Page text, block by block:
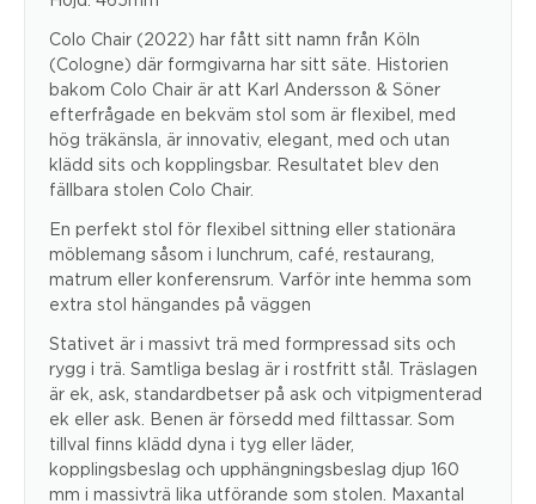
Colo Chair (2022) har fått sitt namn från Köln
(Cologne) där formgivarna har sitt säte. Historien
bakom Colo Chair är att Karl Andersson & Söner
efterfrågade en bekväm stol som är flexibel, med
hög träkänsla, är innovativ, elegant, med och utan
klädd sits och kopplingsbar. Resultatet blev den
fällbara stolen Colo Chair.
En perfekt stol för flexibel sittning eller stationära
möblemang såsom i lunchrum, café, restaurang,
matrum eller konferensrum. Varför inte hemma som
extra stol hängandes på väggen
Stativet är i massivt trä med formpressad sits och
rygg i trä. Samtliga beslag är i rostfritt stål. Träslagen
är ek, ask, standardbetser på ask och vitpigmenterad
ek eller ask. Benen är försedd med filttassar. Som
tillval finns klädd dyna i tyg eller läder,
kopplingsbeslag och upphängningsbeslag djup 160
mm i massivträ lika utförande som stolen. Maxantal